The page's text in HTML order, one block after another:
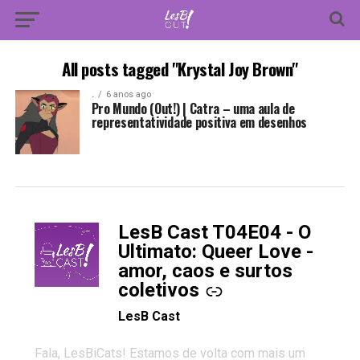
All posts tagged "Krystal Joy Brown"
. 6 anos ago
Pro Mundo (Out!) | Catra – uma aula de
representatividade positiva em desenhos
LesB Cast T04E04 - O
Ultimato: Queer Love -
amor, caos e surtos
coletivos
-
LesB Cast
Fala, LesBiCats! Estamos de volta com mais um